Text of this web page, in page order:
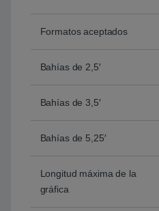
Formatos aceptados
Bahías de 2,5′
Bahías de 3,5′
Bahías de 5,25′
Longitud máxima de la
gráfica